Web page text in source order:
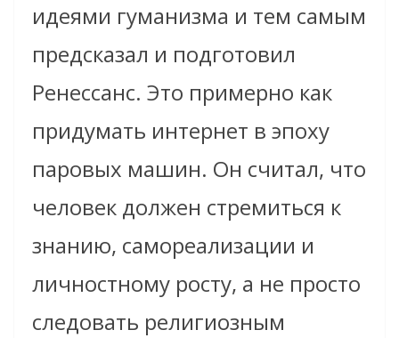
идеями гуманизма и тем самым
предсказал и подготовил
Ренессанс. Это примерно как
придумать интернет в эпоху
паровых машин. Он считал, что
человек должен стремиться к
знанию, самореализации и
личностному росту, а не просто
следовать религиозным